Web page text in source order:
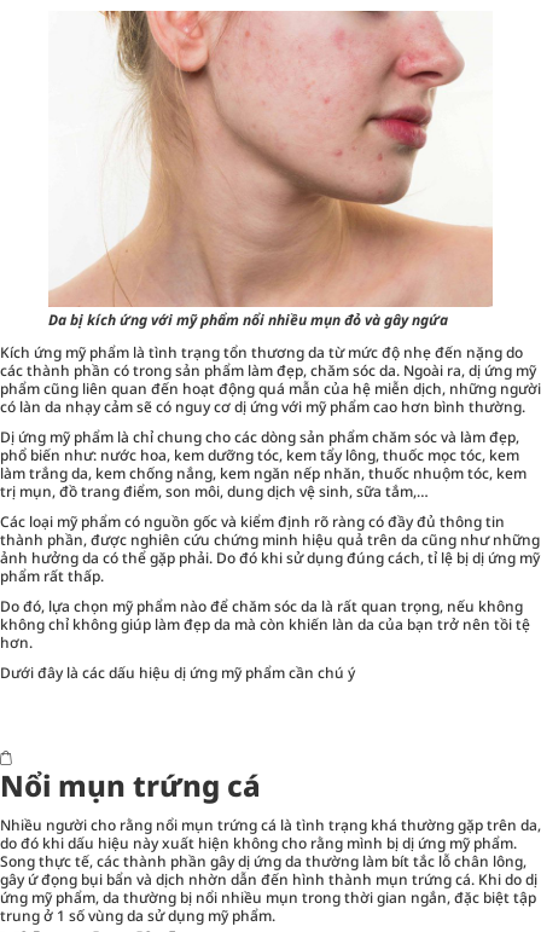
Da bị kích ứng với mỹ phẩm nổi nhiều mụn đỏ và gây ngứa
Kích ứng mỹ phẩm là tình trạng tổn thương da từ mức độ nhẹ đến nặng do
các thành phần có trong sản phẩm làm đẹp, chăm sóc da. Ngoài ra, dị ứng mỹ
phẩm cũng liên quan đến hoạt động quá mẫn của hệ miễn dịch, những người
có làn da nhạy cảm sẽ có nguy cơ dị ứng với mỹ phẩm cao hơn bình thường.
Dị ứng mỹ phẩm là chỉ chung cho các dòng sản phẩm chăm sóc và làm đẹp,
phổ biến như: nước hoa, kem dưỡng tóc, kem tẩy lông, thuốc mọc tóc, kem
làm trắng da, kem chống nắng, kem ngăn nếp nhăn, thuốc nhuộm tóc, kem
trị mụn, đồ trang điểm, son môi, dung dịch vệ sinh, sữa tắm,…
Các loại mỹ phẩm có nguồn gốc và kiểm định rõ ràng có đầy đủ thông tin
thành phần, được nghiên cứu chứng minh hiệu quả trên da cũng như những
ảnh hưởng da có thể gặp phải. Do đó khi sử dụng đúng cách, tỉ lệ bị dị ứng mỹ
phẩm rất thấp.
Do đó, lựa chọn mỹ phẩm nào để chăm sóc da là rất quan trọng, nếu không
không chỉ không giúp làm đẹp da mà còn khiến làn da của bạn trở nên tồi tệ
hơn.
Dưới đây là các dấu hiệu dị ứng mỹ phẩm cần chú ý
Nổi mụn trứng cá
Nhiều người cho rằng nổi mụn trứng cá là tình trạng khá thường gặp trên da,
do đó khi dấu hiệu này xuất hiện không cho rằng mình bị dị ứng mỹ phẩm.
Song thực tế, các thành phần gây dị ứng da thường làm bít tắc lỗ chân lông,
gây ứ đọng bụi bẩn và dịch nhờn dẫn đến hình thành mụn trứng cá. Khi do dị
ứng mỹ phẩm, da thường bị nổi nhiều mụn trong thời gian ngắn, đặc biệt tập
trung ở 1 số vùng da sử dụng mỹ phẩm.